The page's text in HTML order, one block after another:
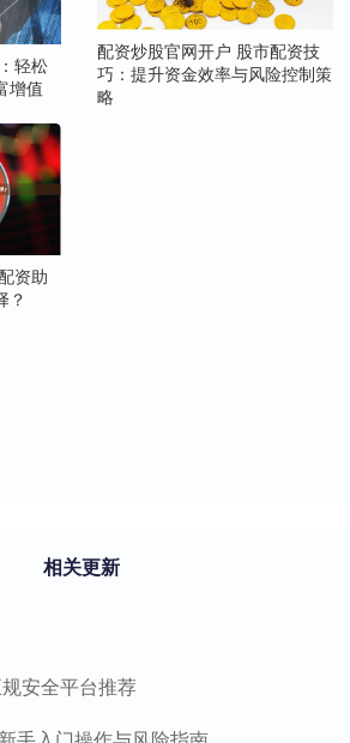
轻松
增值
配资炒股官网开户 股市配资技
巧：提升资金效率与风险控制策
略
资助
？
相关更新
安全平台推荐